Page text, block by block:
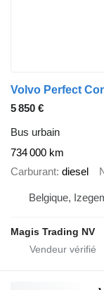
Volvo Perfect
5 850 €
Bus urbain
734 000 km
Carburant diesel
Belgique,
Magis Trading NV